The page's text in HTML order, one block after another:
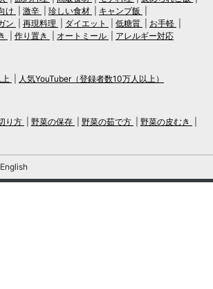
け 激辛 珍しい食材
キャンプ飯
ン 再現料理 ダイエット 低糖質
お手軽
作り置き オートミール アレルギー対応
人気YouTuber（登録者数10万人以上）
り方 野菜の保存 野菜の茹で方
野菜の皮むき
English